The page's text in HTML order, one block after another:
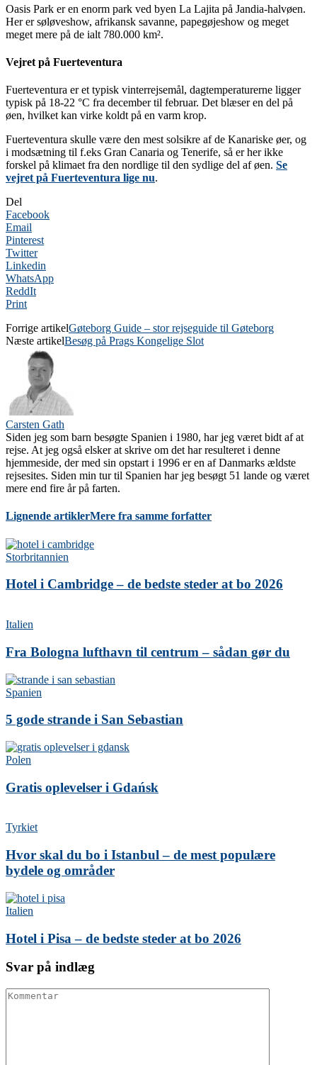
Oasis Park er en enorm park ved byen La Lajita på Jandia-halvøen.
Her er søløveshow, afrikansk savanne, papegøjeshow og meget
meget mere på de ialt 780.000 km².
Vejret på Fuerteventura
Fuerteventura er et typisk vinterrejsemål, dagtemperaturerne ligger
typisk på 18-22 °C fra december til februar. Det blæser en del på
øen, hvilket kan virke koldt på en varm krop.
Fuerteventura skulle være den mest solsikre af de Kanariske øer, og
i modsætning til f.eks Gran Canaria og Tenerife, så er her ikke
forskel på klimaet fra den nordlige til den sydlige del af øen. Se
vejret på Fuerteventura lige nu.
Del
Facebook
Email
Pinterest
Twitter
Linkedin
WhatsApp
ReddIt
Print
Forrige artikelGøteborg Guide – stor rejseguide til Gøteborg
Næste artikelBesøg på Prags Kongelige Slot
Carsten Gath
Siden jeg som barn besøgte Spanien i 1980, har jeg været bidt af at
rejse. At jeg også elsker at skrive om det har resulteret i denne
hjemmeside, der med sin opstart i 1996 er en af Danmarks ældste
rejsesites. Siden min tur til Spanien har jeg besøgt 51 lande og været
mere end fire år på farten.
Lignende artiklerMere fra samme forfatter
Storbritannien
Hotel i Cambridge – de bedste steder at bo 2026
Italien
Fra Bologna lufthavn til centrum – sådan gør du
Spanien
5 gode strande i San Sebastian
Polen
Gratis oplevelser i Gdańsk
Tyrkiet
Hvor skal du bo i Istanbul – de mest populære
bydele og områder
Italien
Hotel i Pisa – de bedste steder at bo 2026
Svar på indlæg